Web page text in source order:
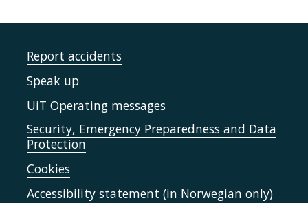
Report accidents
Speak up
UiT Operating messages
Security, Emergency Preparedness and Data
Protection
Cookies
Accessibility statement (in Norwegian only)